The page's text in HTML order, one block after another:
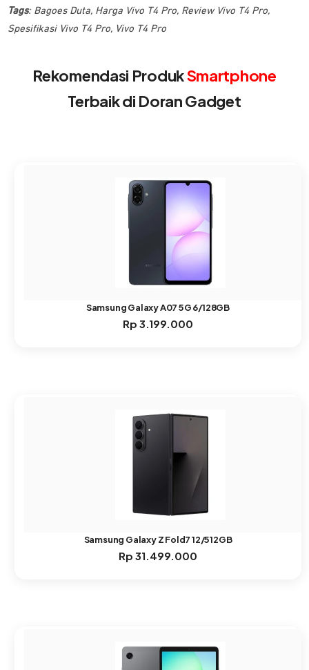
Tags: Bagoes Duta, Harga Vivo T4 Pro, Review Vivo T4 Pro,
Spesifikasi Vivo T4 Pro, Vivo T4 Pro
Rekomendasi ProdukSmartphone
Terbaik di Doran Gadget
Samsung Galaxy A07 5G 6/128GB
Rp 3.199.000
Samsung Galaxy Z Fold7 12/512GB
Rp 31.499.000